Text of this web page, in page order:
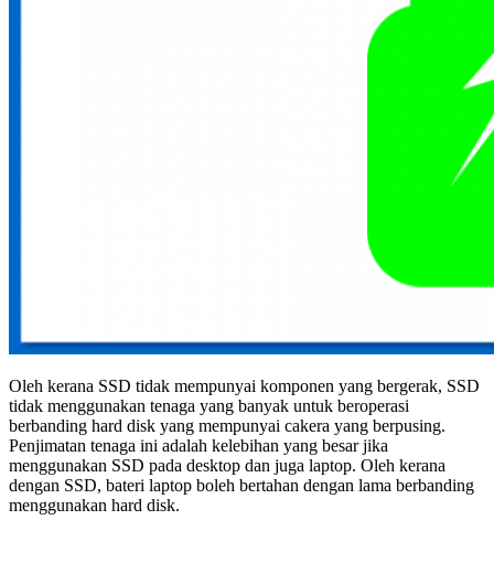
Oleh kerana SSD tidak mempunyai komponen yang bergerak, SSD
tidak menggunakan tenaga yang banyak untuk beroperasi
berbanding hard disk yang mempunyai cakera yang berpusing.
Penjimatan tenaga ini adalah kelebihan yang besar jika
menggunakan SSD pada desktop dan juga laptop. Oleh kerana
dengan SSD, bateri laptop boleh bertahan dengan lama berbanding
menggunakan hard disk.